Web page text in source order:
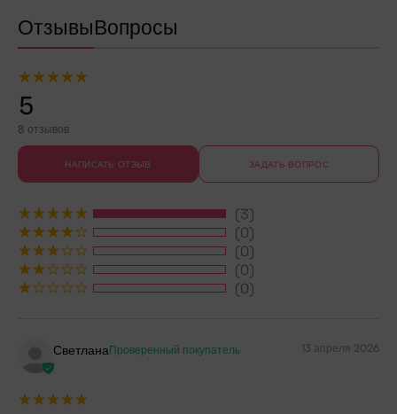
ОтзывыВопросы
5
8 отзывов
НАПИСАТЬ ОТЗЫВ ЗАДАТЬ ВОПРОС
(3)
(0)
(0)
(0)
(0)
СветланаПроверенный покупатель 13 апреля 2026